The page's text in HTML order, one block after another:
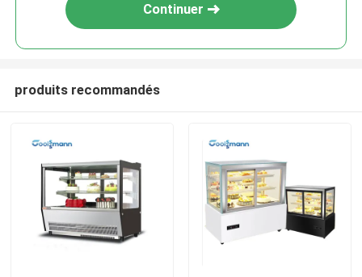
Continuer
produits recommandés